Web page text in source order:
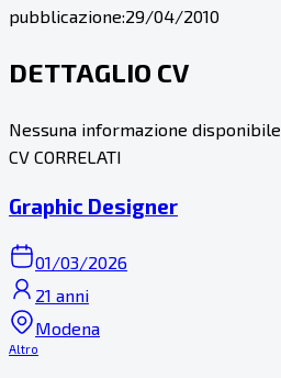
pubblicazione:29/04/2010
DETTAGLIO CV
Nessuna informazione disponibile
CV CORRELATI
Graphic Designer
01/03/2026
21 anni
Modena
Altro